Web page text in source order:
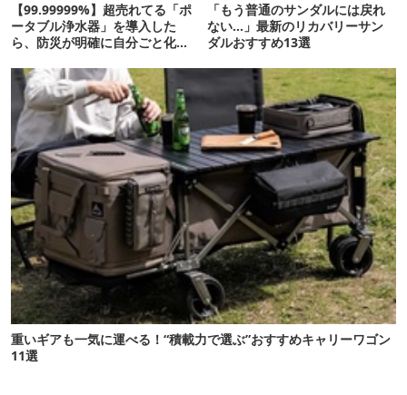
【99.99999%】超売れてる「ポ
ータブル浄水器」を導入した
ら、防災が明確に自分ごと化し
「もう普通のサンダルには戻れ
ない…」最新のリカバリーサン
ダルおすすめ13選
重いギアも一気に運べる！“積載力で選ぶ”おすすめキャリーワゴン
11選